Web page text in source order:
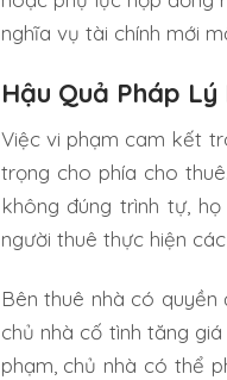
nghĩa vụ tài chính mới
Hậu Quả Pháp
Việc vi phạm cam kết
trọng cho phía cho
không đúng trình tự,
người thuê thực hiện
Bên thuê nhà có
chủ nhà cố tình tăng
phạm, chủ nhà có thể